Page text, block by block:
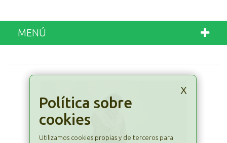
MENÚ
x
Política sobre
cookies
Utilizamos cookies propias y de terceros para